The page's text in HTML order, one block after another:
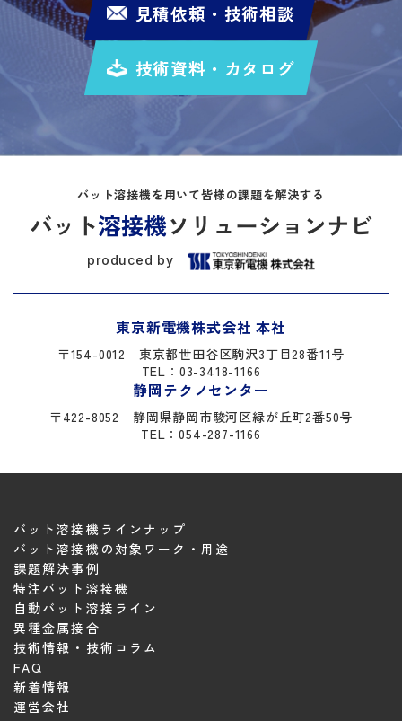
見積依頼・技術相談
技術資料・カタログ
バット溶接機を用いて皆様の課題を解決する
produced by
東京新電機株式会社 本社
〒154-0012 東京都世田谷区駒沢3丁目28番11号
TEL：03-3418-1166
静岡テクノセンター
〒422-8052 静岡県静岡市駿河区緑が丘町2番50号
TEL：054-287-1166
バット溶接機ラインナップ
バット溶接機の対象ワーク・用途
課題解決事例
特注バット溶接機
自動バット溶接ライン
異種金属接合
技術情報・技術コラム
FAQ
新着情報
運営会社